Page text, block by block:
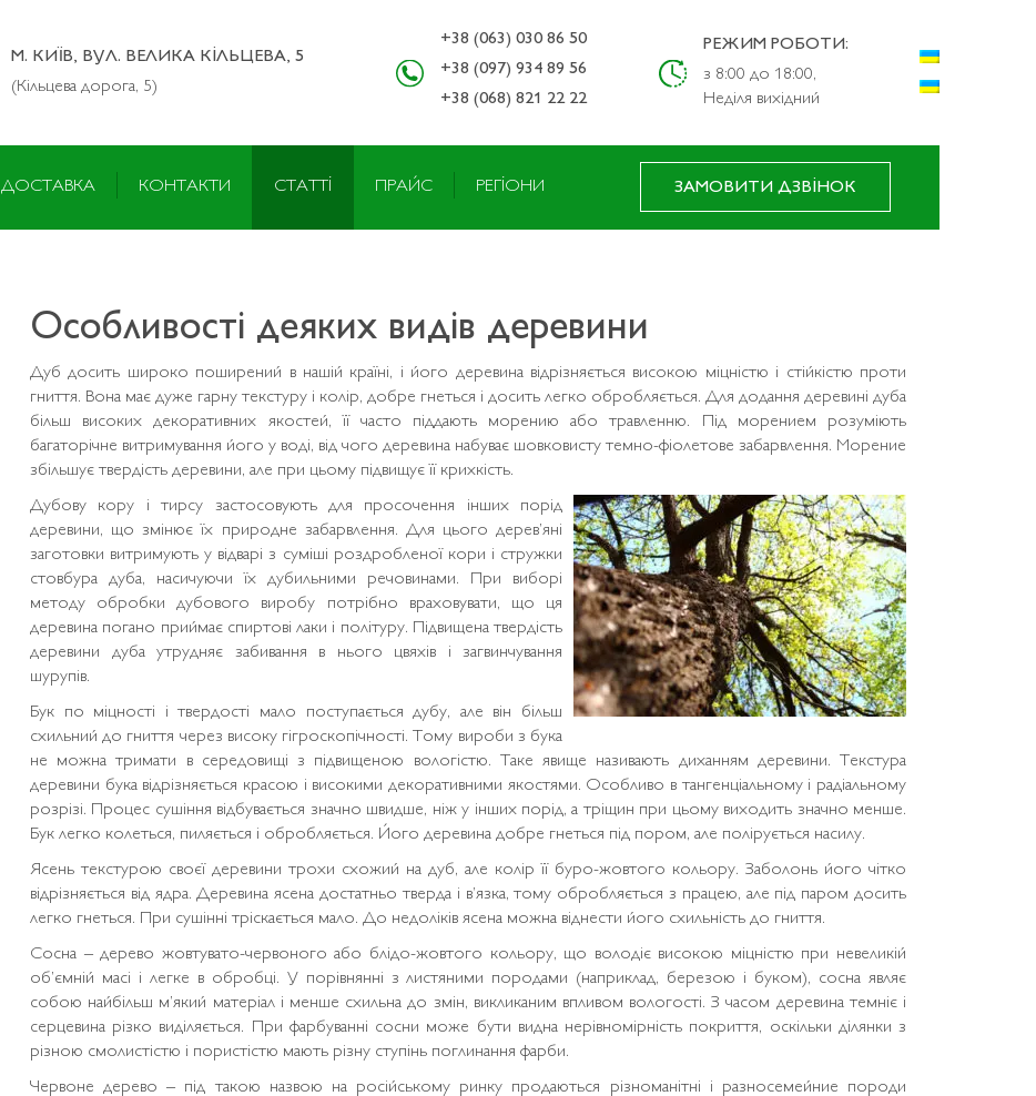
M. КИЇВ, ВУЛ. ВЕЛИКА КІЛЬЦЕВА, 5
(Кільцева дорога, 5)
+38 (063) 030 86 50
+38 (097) 934 89 56
+38 (068) 821 22 22
РЕЖИМ РОБОТИ:
з 8:00 до 18:00,
Неділя вихідний
ДОСТАВКА КОНТАКТИ СТАТТІ ПРАЙС РЕГІОНИ ЗАМОВИТИ ДЗВІНОК
Особливості деяких видів деревини
Дуб досить широко поширений в нашій країні, і його деревина відрізняється високою міцністю і стійкістю проти
гниття. Вона має дуже гарну текстуру і колір, добре гнеться і досить легко обробляється. Для додання деревині дуба
більш високих декоративних якостей, її часто піддають морению або травленню. Під морением розуміють
багаторічне витримування його у воді, від чого деревина набуває шовковисту темно-фіолетове забарвлення. Морение
збільшує твердість деревини, але при цьому підвищує її крихкість.
Дубову кору і тирсу застосовують для просочення інших порід
деревини, що змінює їх природне забарвлення. Для цього дерев’яні
заготовки витримують у відварі з суміші роздробленої кори і стружки
стовбура дуба, насичуючи їх дубильними речовинами. При виборі
методу обробки дубового виробу потрібно враховувати, що ця
деревина погано приймає спиртові лаки і політуру. Підвищена твердість
деревини дуба утрудняє забивання в нього цвяхів і загвинчування
шурупів.
Бук по міцності і твердості мало поступається дубу, але він більш
схильний до гниття через високу гігроскопічності. Тому вироби з бука
не можна тримати в середовищі з підвищеною вологістю. Таке явище називають диханням деревини. Текстура
деревини бука відрізняється красою і високими декоративними якостями. Особливо в тангенціальному і радіальному
розрізі. Процес сушіння відбувається значно швидше, ніж у інших порід, а тріщин при цьому виходить значно менше.
Бук легко колеться, пиляється і обробляється. Його деревина добре гнеться під пором, але полірується насилу.
Ясень текстурою своєї деревини трохи схожий на дуб, але колір її буро-жовтого кольору. Заболонь його чітко
відрізняється від ядра. Деревина ясена достатньо тверда і в’язка, тому обробляється з працею, але під паром досить
легко гнеться. При сушінні тріскається мало. До недоліків ясена можна віднести його схильність до гниття.
Сосна – дерево жовтувато-червоного або блідо-жовтого кольору, що володіє високою міцністю при невеликій
об’ємній масі і легке в обробці. У порівнянні з листяними породами (наприклад, березою і буком), сосна являє
собою найбільш м’який матеріал і менше схильна до змін, викликаним впливом вологості. З часом деревина темніє і
серцевина різко виділяється. При фарбуванні сосни може бути видна нерівномірність покриття, оскільки ділянки з
різною смолистістю і пористістю мають різну ступінь поглинання фарби.
Червоне дерево – під такою назвою на російському ринку продаються різноманітні і разносемейние породи